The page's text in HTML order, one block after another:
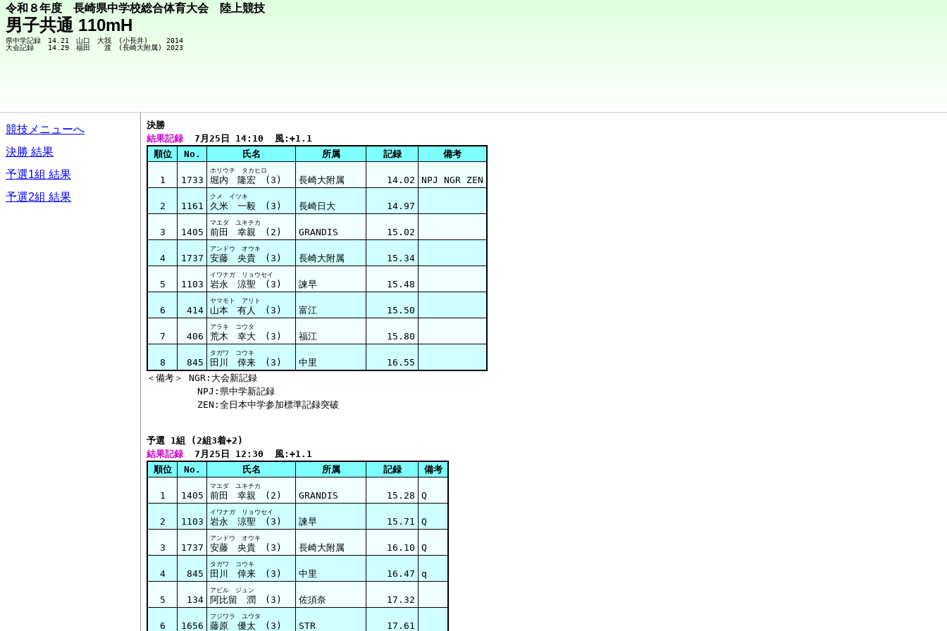
令和８年度 長崎県中学校総合体育大会 陸上競技
男子共通 110mH
県中学記録　14.21　山口　大我　(小長井)　　 2014
競技メニューへ
決勝 結果
予選1組 結果
予選2組 結果
決勝
結果記録
  7月25日 14:10  風:+1.1
順位
No. 氏名 所属 記録 備考
1 1733
ホリウチ タカヒロ
堀内 隆宏 (3) 長崎大附属 14.02 NPJ NGR ZEN
2 1161
クメ イツキ
久米 一毅 (3) 長崎日大 14.97
3 1405
マエダ ユキチカ
前田 幸親 (2) GRANDIS 15.02
4 1737
アンドウ オウキ
安藤 央貴 (3) 長崎大附属 15.34
5 1103
イワナガ リョウセイ
岩永 涼聖 (3) 諫早 15.48
6 414
ヤマモト アリト
山本 有人 (3) 富江 15.50
7 406
アラキ コウタ
荒木 幸大 (3) 福江 15.80
8 845
タガワ コウキ
田川 倖来 (3) 中里
16.55
＜備考＞ NGR:大会新記録
         NPJ:県中学新記録
予選 1組 (2組3着+2)
結果記録
  7月25日 12:30  風:+1.1
順位
No. 氏名 所属 記録 備考
1 1405
マエダ ユキチカ
前田 幸親 (2) GRANDIS 15.28 Q
2 1103
イワナガ リョウセイ
岩永 涼聖 (3) 諫早 15.71 Q
3 1737
アンドウ オウキ
安藤 央貴 (3) 長崎大附属 16.10 Q
4 845
タガワ コウキ
田川 倖来 (3) 中里 16.47 q
5 134
アビル ジュン
阿比留 潤 (3) 佐須奈 17.32
6 1656
フジワラ ユウタ
藤原 優太 (3) STR 17.61